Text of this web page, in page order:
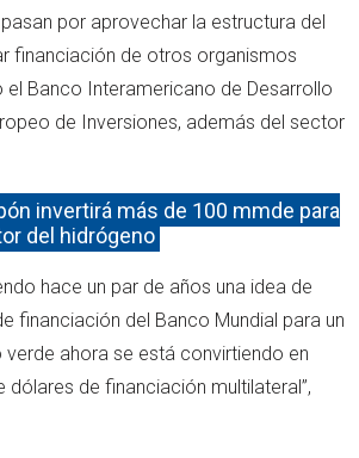
por aprovechar la estructura del
financiación de otros organismos
Banco Interamericano de Desarrollo
de Inversiones, además del sector
invertirá más de 100 mmde para
del hidrógeno
hace un par de años una idea de
financiación del Banco Mundial para un
ahora se está convirtiendo en
dólares de financiación multilateral”,